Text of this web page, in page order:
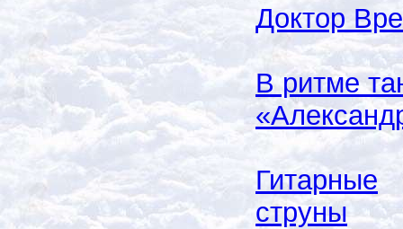
Доктор
В ритме
Гитарные
струны